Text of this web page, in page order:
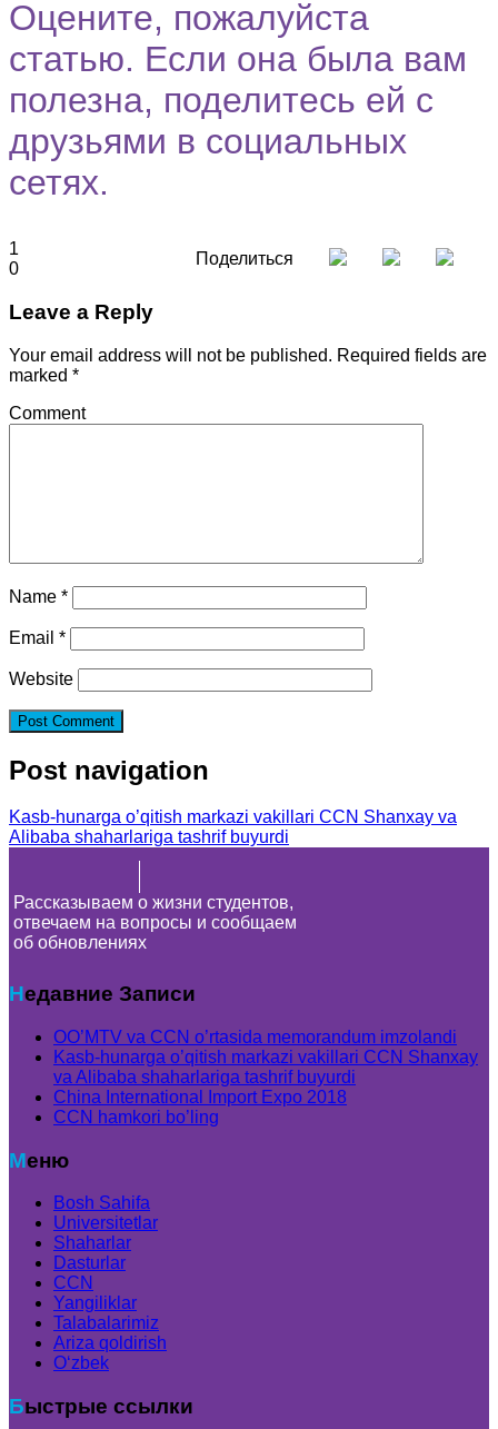
Оцените, пожалуйста
статью. Если она была вам
полезна, поделитесь ей с
друзьями в социальных
сетях.
1
0
Поделиться
Leave a Reply
Your email address will not be published. Required fields are
marked *
Comment
Name *
Email *
Website
Post navigation
Kasb-hunarga o’qitish markazi vakillari CCN Shanxay va
Alibaba shaharlariga tashrif buyurdi
Рассказываем о жизни студентов,
отвечаем на вопросы и сообщаем
об обновлениях
Недавние Записи
OO’MTV va CCN o’rtasida memorandum imzolandi
Kasb-hunarga o’qitish markazi vakillari CCN Shanxay
va Alibaba shaharlariga tashrif buyurdi
China International Import Expo 2018
CCN hamkori bo’ling
Меню
Bosh Sahifa
Universitetlar
Shaharlar
Dasturlar
CCN
Yangiliklar
Talabalarimiz
Ariza qoldirish
Oʻzbek
Быстрые ссылки